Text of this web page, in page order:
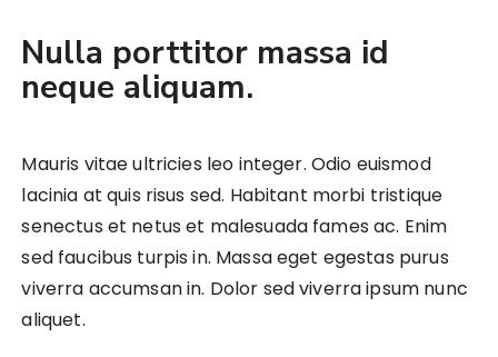
Nulla porttitor massa id
neque aliquam.
Mauris vitae ultricies leo integer. Odio euismod
lacinia at quis risus sed. Habitant morbi tristique
senectus et netus et malesuada fames ac. Enim
sed faucibus turpis in. Massa eget egestas purus
viverra accumsan in. Dolor sed viverra ipsum nunc
aliquet.